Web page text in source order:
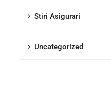
Stiri Asigurari
Uncategorized